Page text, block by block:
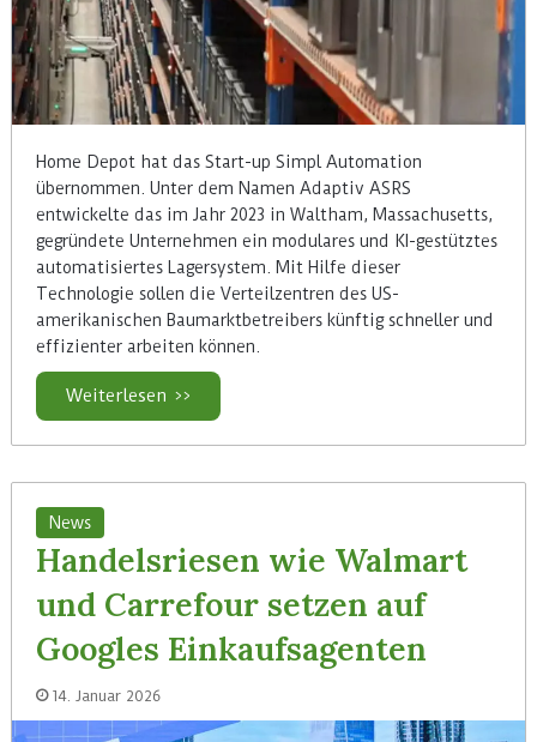
Home Depot hat das Start-up Simpl Automation
übernommen. Unter dem Namen Adaptiv ASRS
entwickelte das im Jahr 2023 in Waltham, Massachusetts,
gegründete Unternehmen ein modulares und KI-gestütztes
automatisiertes Lagersystem. Mit Hilfe dieser
Technologie sollen die Verteilzentren des US-
amerikanischen Baumarktbetreibers künftig schneller und
effizienter arbeiten können.
Weiterlesen >>
News
Handelsriesen wie Walmart
und Carrefour setzen auf
Googles Einkaufsagenten
14. Januar 2026